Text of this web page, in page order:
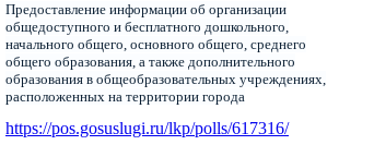
Предоставление информации об организации
общедоступного и бесплатного дошкольного,
начального общего, основного общего, среднего
общего образования, а также дополнительного
образования в общеобразовательных учреждениях,
расположенных на территории города
https://pos.gosuslugi.ru/lkp/polls/617316/